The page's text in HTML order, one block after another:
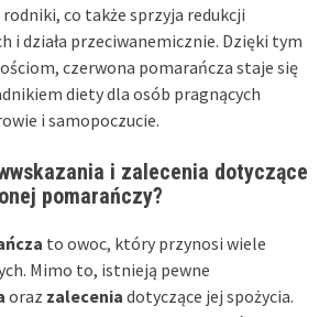
co także sprzyja redukcji
i działa przeciwanemicznie. Dzięki tym
czerwona pomarańcza staje się
diety dla osób pragnących
i samopoczucie.
i zalecenia dotyczące
pomarańczy?
to owoc, który przynosi wiele
Mimo to, istnieją pewne
oraz zalecenia dotyczące jej spożycia.